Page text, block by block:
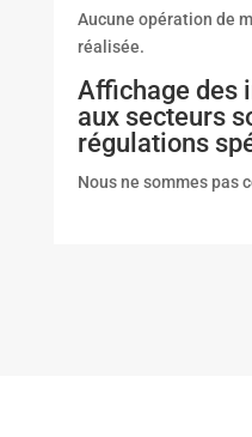
Aucune opération de
réalisée.
Affichage des
aux secteurs
régulations
Nous ne sommes pas